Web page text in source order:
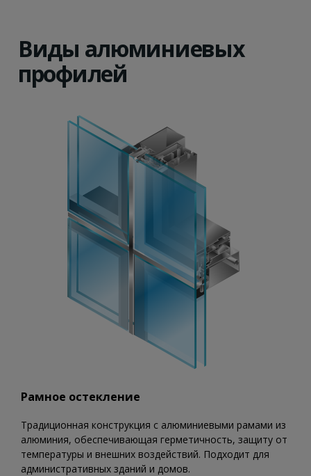
Виды алюминиевых
профилей
Рамное остекление
Традиционная конструкция с алюминиевыми рамами из
алюминия, обеспечивающая герметичность, защиту от
температуры и внешних воздействий. Подходит для
административных зданий и домов.